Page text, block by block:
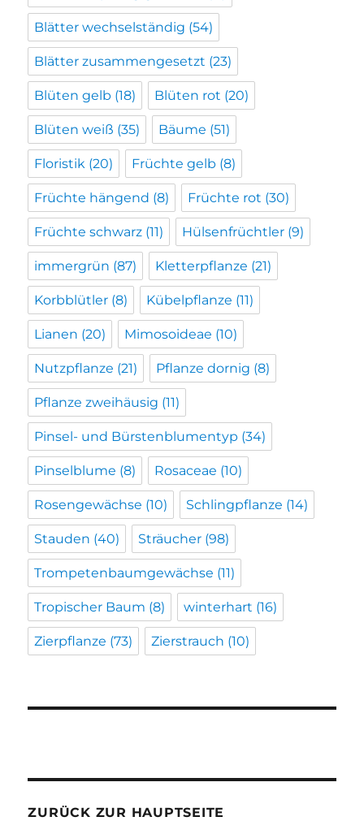
Blätter wechselständig (54)
Blätter zusammengesetzt (23)
Blüten gelb (18) Blüten rot (20)
Blüten weiß (35) Bäume (51)
Floristik (20) Früchte gelb (8)
Früchte hängend (8) Früchte rot (30)
Früchte schwarz (11) Hülsenfrüchtler (9)
immergrün (87) Kletterpflanze (21)
Korbblütler (8) Kübelpflanze (11)
Lianen (20) Mimosoideae (10)
Nutzpflanze (21) Pflanze dornig (8)
Pflanze zweihäusig (11)
Pinsel- und Bürstenblumentyp (34)
Pinselblume (8) Rosaceae (10)
Rosengewächse (10) Schlingpflanze (14)
Stauden (40) Sträucher (98)
Trompetenbaumgewächse (11)
Tropischer Baum (8) winterhart (16)
Zierpflanze (73) Zierstrauch (10)
ZURÜCK ZUR HAUPTSEITE